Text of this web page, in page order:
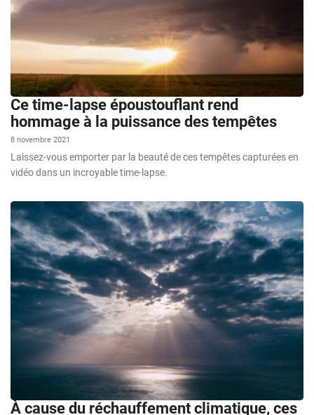
Ce time-lapse époustouflant rend
hommage à la puissance des tempêtes
8 novembre 2021
Laissez-vous emporter par la beauté de ces tempêtes capturées en
vidéo dans un incroyable time-lapse.
À cause du réchauffement climatique, ces